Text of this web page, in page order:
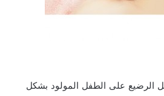
الرضيع على الطفل المولود بشكل